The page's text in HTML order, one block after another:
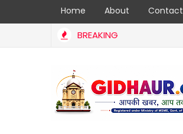
Home About Contact
BREAKING